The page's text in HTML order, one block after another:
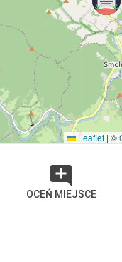
Leaflet | ©
OCEŃ MIEJSCE